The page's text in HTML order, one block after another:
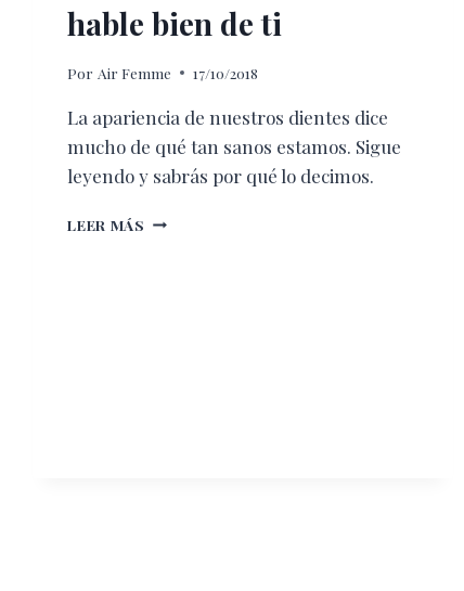
hable bien de ti
Por Air Femme 17/10/2018
La apariencia de nuestros dientes dice
mucho de qué tan sanos estamos. Sigue
leyendo y sabrás por qué lo decimos.
LEER MÁS QUE